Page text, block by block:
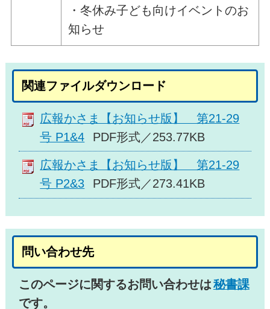
・冬休み子ども向けイベントのお
知らせ
関連ファイルダウンロード
広報かさま【お知らせ版】 第21-29
号 P1&4
PDF形式／253.77KB
広報かさま【お知らせ版】 第21-29
号 P2&3
PDF形式／273.41KB
問い合わせ先
このページに関するお問い合わせは秘書課
です。